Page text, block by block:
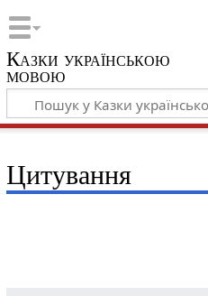
Казки українською
мовою
Цитування